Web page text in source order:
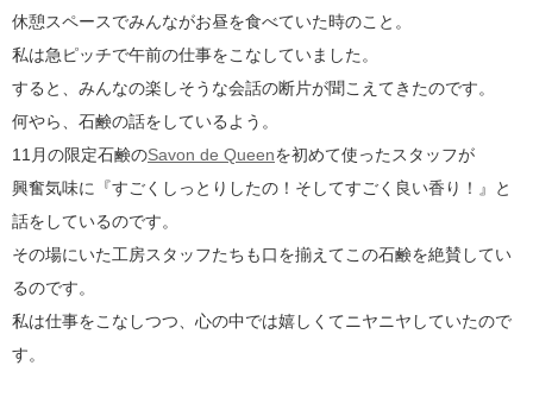
休憩スペースでみんながお昼を食べていた時のこと。
私は急ピッチで午前の仕事をこなしていました。
すると、みんなの楽しそうな会話の断片が聞こえてきたのです。
何やら、石鹸の話をしているよう。
11月の限定石鹸のSavon de Queenを初めて使ったスタッフが
興奮気味に『すごくしっとりしたの！そしてすごく良い香り！』と
話をしているのです。
その場にいた工房スタッフたちも口を揃えてこの石鹸を絶賛してい
るのです。
私は仕事をこなしつつ、心の中では嬉しくてニヤニヤしていたので
す。